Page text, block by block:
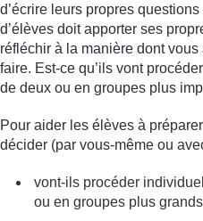
d’écrire leurs propres
d’élèves doit apporter ses
réfléchir à la manière dont
faire. Est-ce qu’ils vont
de deux ou en groupes plus
Pour aider les élèves à
décider (par vous-même ou
vont-ils procéder
ou en groupes plus